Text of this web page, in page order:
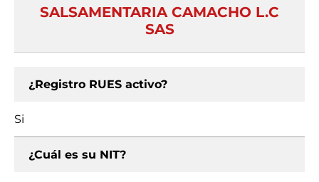
SALSAMENTARIA CAMACHO L.C
SAS
¿Registro RUES activo?
Si
¿Cuál es su NIT?